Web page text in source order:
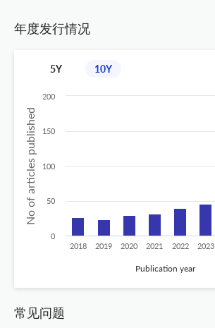
年度发行情况
5Y 10Y
No of articles published
Publication year
2018 2019 2020 2021 2022 2023
0
50
100
150
200
常见问题